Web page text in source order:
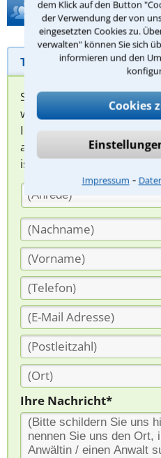
dem Klick auf den Button
der Verwendung der von
eingesetzten Cookies zu.
verwalten" können Sie sich
informieren und den
Cookies
Impressum ⁃
Hilfe bei Ihrer
Telefonhilfe
Sie können hier Ihren
werden sich
Ihnen melden, um das
abzuklären. Die
ist für Sie kostenlos.
(Anrede)
Ihre Nachricht*